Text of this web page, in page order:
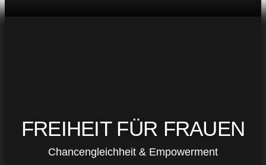
FREIHEIT FÜR FRAUEN
Chancengleichheit & Empowerment